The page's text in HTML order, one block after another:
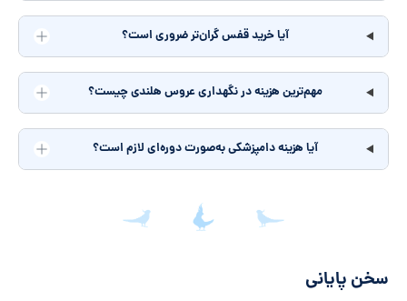
آیا خرید قفس گران‌تر ضروری است؟
مهم‌ترین هزینه در نگهداری عروس هلندی چیست؟
آیا هزینه دامپزشکی به‌صورت دوره‌ای لازم است؟
سخن پایانی